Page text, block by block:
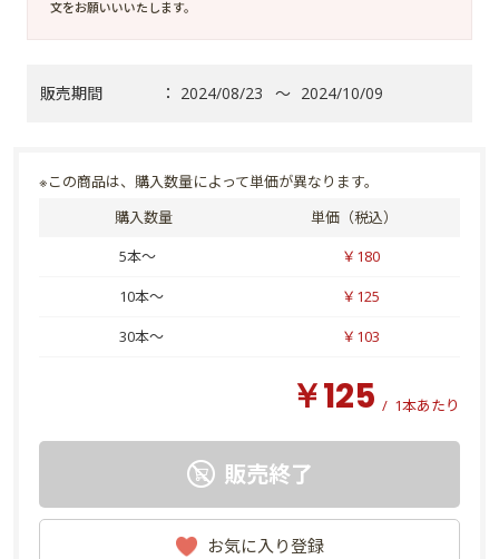
文をお願いいいたします。
販売期間 ： 2024/08/23 ～ 2024/10/09
※この商品は、購入数量によって単価が異なります。
購入数量
単価（税込）
5本～
￥180
10本～
￥125
30本～
￥103
￥125 / 1本あたり
販売終了
お気に入り登録